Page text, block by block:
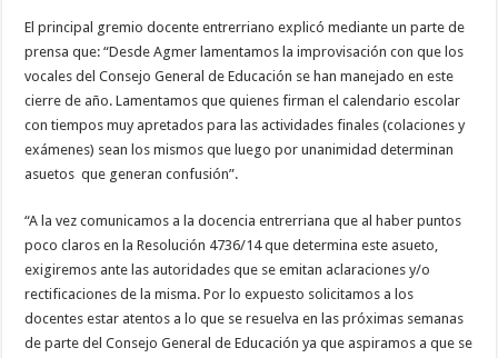
El principal gremio docente entrerriano explicó mediante un parte de
prensa que: “Desde Agmer lamentamos la improvisación con que los
vocales del Consejo General de Educación se han manejado en este
cierre de año. Lamentamos que quienes firman el calendario escolar
con tiempos muy apretados para las actividades finales (colaciones y
exámenes) sean los mismos que luego por unanimidad determinan
asuetos que generan confusión”.
“A la vez comunicamos a la docencia entrerriana que al haber puntos
poco claros en la Resolución 4736/14 que determina este asueto,
exigiremos ante las autoridades que se emitan aclaraciones y/o
rectificaciones de la misma. Por lo expuesto solicitamos a los
docentes estar atentos a lo que se resuelva en las próximas semanas
de parte del Consejo General de Educación ya que aspiramos a que se